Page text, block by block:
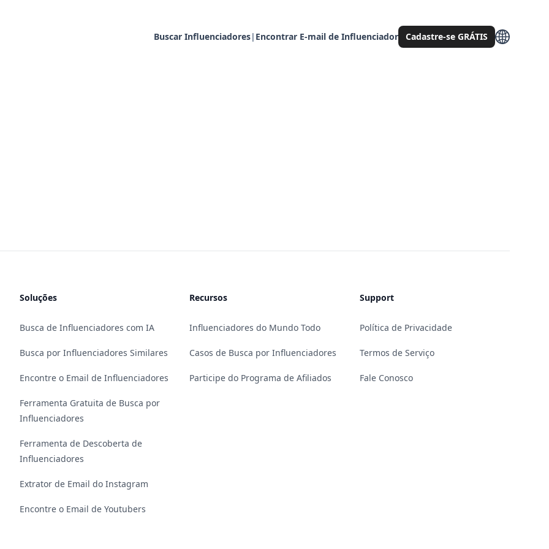
Buscar Influenciadores| Encontrar E-mail de Influenciador Cadastre-se GRÁTIS
Soluções
Busca de Influenciadores com IA
Busca por Influenciadores Similares
Encontre o Email de Influenciadores
Ferramenta Gratuita de Busca por
Influenciadores
Ferramenta de Descoberta de
Influenciadores
Extrator de Email do Instagram
Encontre o Email de Youtubers
Recursos
Influenciadores do Mundo Todo
Casos de Busca por Influenciadores
Participe do Programa de Afiliados
Support
Política de Privacidade
Termos de Serviço
Fale Conosco